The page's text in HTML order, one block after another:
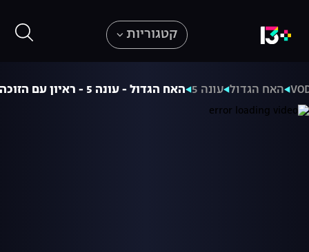
קטגוריות
האח הגדול עונה 5 האח הגדול - עונה 5 - ראיון עם הזוכה